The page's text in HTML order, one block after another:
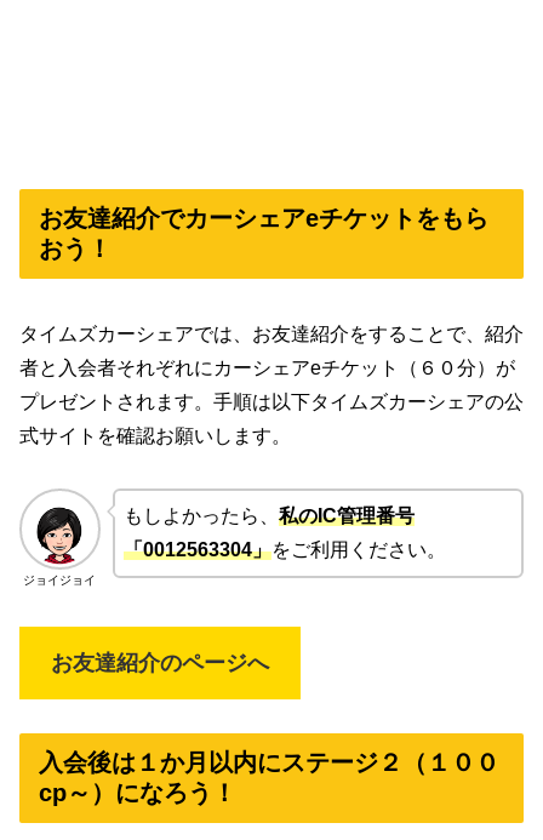
お友達紹介でカーシェアeチケットをもら
おう！
タイムズカーシェアでは、お友達紹介をすることで、紹介
者と入会者それぞれにカーシェアeチケット（６０分）が
プレゼントされます。手順は以下タイムズカーシェアの公
式サイトを確認お願いします。
ジョイジョイ
もしよかったら、 私のIC管理番号
「0012563304」をご利用ください。
お友達紹介のページへ
入会後は１か月以内にステージ２（１００
cp～）になろう！